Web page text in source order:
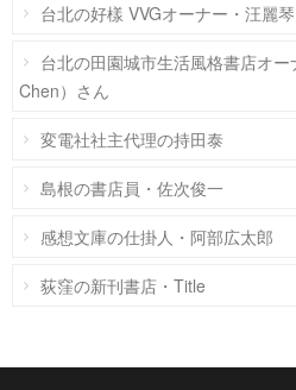
台北の好樣 VVGオーナー・汪麗
台北の田園城市生活風格書店オ
Chen）さん
変電社社主代理の持田泰
島根の書店員・佐次俊一
感想文庫の仕掛人・阿部広太郎
荻窪の新刊書店・Title